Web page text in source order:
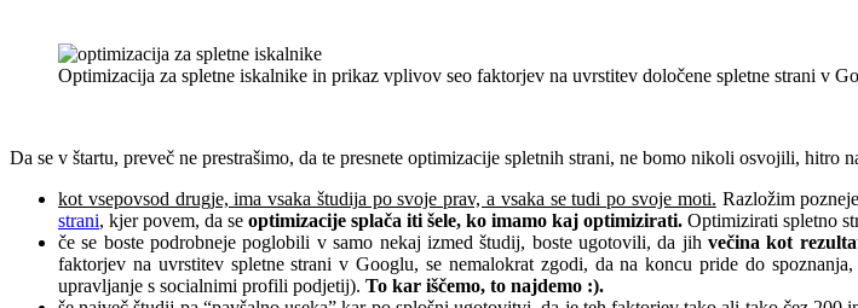
Optimizacija za spletne iskalnike in prikaz vplivov seo faktorjev na uvrstitev določene spletne strani v
Da se v štartu, preveč ne prestrašimo, da te presnete optimizacije spletnih strani, ne bomo nikoli osvojili, hitro
kot vsepovsod drugje, ima vsaka študija po svoje prav, a vsaka se tudi po svoje moti. Razložim
strani, kjer povem, da se optimizacije splača iti šele, ko imamo kaj optimizirati. Optimizirati spletno
če se boste podrobneje poglobili v samo nekaj izmed študij, boste ugotovili, da jihvečina kot
faktorjev na uvrstitev spletne strani v Googlu, se nemalokrat zgodi, da na koncu pride do
upravljanje s socialnimi profili podjetij). To kar iščemo, to najdemo :).